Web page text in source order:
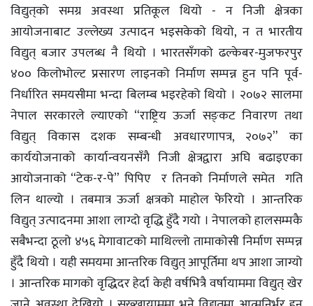
विद्युत्‌‌को समग्र अवस्था प्रतिकूल थियो - न निजी क्षेत्रका
आयोजनाबाट उल्लेख्य उत्पादन भइसकेको थियो, न त भारतीय
विद्युत् बजार उपलब्ध नै थियो । भारतसँगको ढल्केबर-मुजफरपुर
४०० किलोभोल्ट प्रसारण लाइनको निर्माण सम्पन्न हुन पनि पूर्व-
निर्धारित समयसीमा भन्दा बिलम्ब भइरहेको थियो । २०७२ सालमा
नेपाल सरकारले ल्याएको “राष्ट्रिय ऊर्जा सङ्‌कट निवारण तथा
विद्युत् विकास दशक सम्बन्धी अवधारणापत्र, २०७२” का
कार्ययोजनाको कार्यान्वयनसँगै निजी क्षेत्रद्वारा अघि बढाइएका
आयोजनाको “टेक-र-पे” पिपिए र तिनको निर्माणले समेत गति
लिन थाल्यो । तबमात्र ऊर्जा क्षत्रको माहोल फेरियो । आन्तरिक
विद्युत् उत्पादनमा आशा लाग्दो वृद्धि हुँदै गयो । नेपालको हालसम्मकै
सबैभन्दा ठूलो ४५६ मेगावाटको माथिल्लो तामाकोसी निर्माण सम्पन्न
हुँदै थियो । यही समयमा आन्तरिक विद्युत् आपूर्तिमा थप आशा जाग्यो
। आन्तरिक मागको वृद्धिदर हेर्दा केही वर्षभित्रै वर्षायाममा विद्युत् खेर